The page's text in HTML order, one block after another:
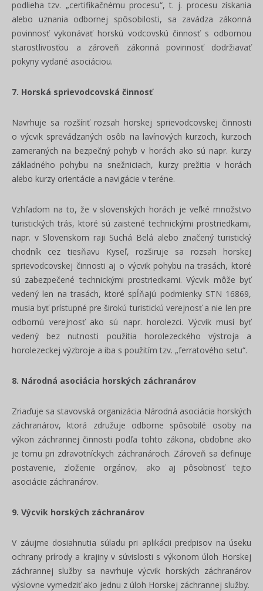
podlieha tzv. „certifikačnému procesu“, t. j. procesu získania
alebo uznania odbornej spôsobilosti, sa zavádza zákonná
povinnosť vykonávať horskú vodcovskú činnosť s odbornou
starostlivosťou a zároveň zákonná povinnosť dodržiavať
pokyny vydané asociáciou.
7. Horská sprievodcovská činnosť
Navrhuje sa rozšíriť rozsah horskej sprievodcovskej činnosti
o výcvik sprevádzaných osôb na lavínových kurzoch, kurzoch
zameraných na bezpečný pohyb v horách ako sú napr. kurzy
základného pohybu na snežniciach, kurzy prežitia v horách
alebo kurzy orientácie a navigácie v teréne.
Vzhľadom na to, že v slovenských horách je veľké množstvo
turistických trás, ktoré sú zaistené technickými prostriedkami,
napr. v Slovenskom raji Suchá Belá alebo značený turistický
chodník cez tiesňavu Kyseľ, rozširuje sa rozsah horskej
sprievodcovskej činnosti aj o výcvik pohybu na trasách, ktoré
sú zabezpečené technickými prostriedkami. Výcvik môže byť
vedený len na trasách, ktoré spĺňajú podmienky STN 16869,
musia byť prístupné pre širokú turistickú verejnosť a nie len pre
odbornú verejnosť ako sú napr. horolezci. Výcvik musí byť
vedený bez nutnosti použitia horolezeckého výstroja a
horolezeckej výzbroje a iba s použitím tzv. „ferratového setu“.
8. Národná asociácia horských záchranárov
Zriaďuje sa stavovská organizácia Národná asociácia horských
záchranárov, ktorá združuje odborne spôsobilé osoby na
výkon záchrannej činnosti podľa tohto zákona, obdobne ako
je tomu pri zdravotníckych záchranároch. Zároveň sa definuje
postavenie, zloženie orgánov, ako aj pôsobnosť tejto
asociácie záchranárov.
9. Výcvik horských záchranárov
V záujme dosiahnutia súladu pri aplikácii predpisov na úseku
ochrany prírody a krajiny v súvislosti s výkonom úloh Horskej
záchrannej služby sa navrhuje výcvik horských záchranárov
výslovne vymedziť ako jednu z úloh Horskej záchrannej služby.